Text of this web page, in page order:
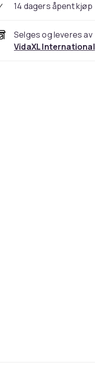
14 dagers åpent kjøp
Selges og leveres av
VidaXL International